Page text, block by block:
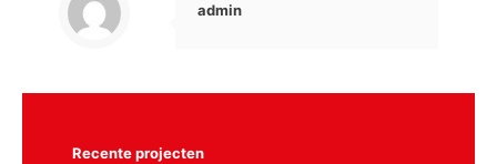
admin
Recente projecten